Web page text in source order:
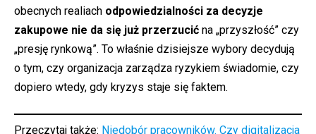
obecnych realiach odpowiedzialności za decyzje
zakupowe nie da się już przerzucić na „przyszłość” czy
„presję rynkową”. To właśnie dzisiejsze wybory decydują
o tym, czy organizacja zarządza ryzykiem świadomie, czy
dopiero wtedy, gdy kryzys staje się faktem.
Przeczytaj także: Niedobór pracowników. Czy digitalizacja